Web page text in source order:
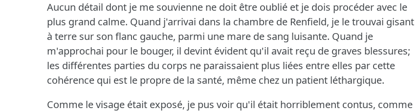
Aucun détail dont je me souvienne ne doit être oublié et je dois procéder avec le
plus grand calme. Quand j'arrivai dans la chambre de Renfield, je le trouvai gisant
à terre sur son flanc gauche, parmi une mare de sang luisante. Quand je
m'approchai pour le bouger, il devint évident qu'il avait reçu de graves blessures;
les différentes parties du corps ne paraissaient plus liées entre elles par cette
cohérence qui est le propre de la santé, même chez un patient léthargique.
Comme le visage était exposé, je pus voir qu'il était horriblement contus, comme